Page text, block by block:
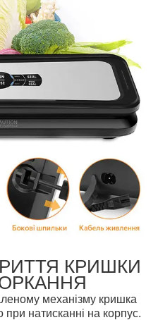
КРИШКИ
механізму кришка
при натисканні на корпус.